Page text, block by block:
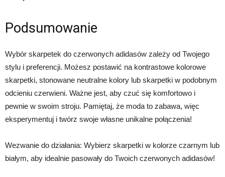
Podsumowanie
Wybór skarpetek do czerwonych adidasów zależy od Twojego
stylu i preferencji. Możesz postawić na kontrastowe kolorowe
skarpetki, stonowane neutralne kolory lub skarpetki w podobnym
odcieniu czerwieni. Ważne jest, aby czuć się komfortowo i
pewnie w swoim stroju. Pamiętaj, że moda to zabawa, więc
eksperymentuj i twórz swoje własne unikalne połączenia!
Wezwanie do działania: Wybierz skarpetki w kolorze czarnym lub
białym, aby idealnie pasowały do Twoich czerwonych adidasów!